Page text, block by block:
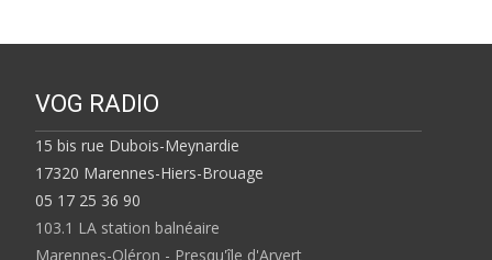
VOG RADIO
15 bis rue Dubois-Meynardie
17320 Marennes-Hiers-Brouage
05 17 25 36 90
103.1 LA station balnéaire
Marennes-Oléron - Presqu'île d'Arvert